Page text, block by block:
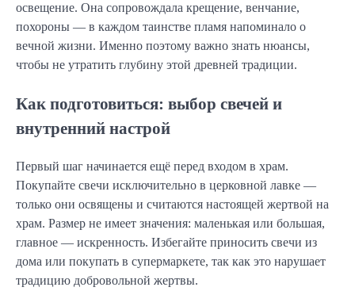
освещение. Она сопровождала крещение, венчание,
похороны — в каждом таинстве пламя напоминало о
вечной жизни. Именно поэтому важно знать нюансы,
чтобы не утратить глубину этой древней традиции.
Как подготовиться: выбор свечей и
внутренний настрой
Первый шаг начинается ещё перед входом в храм.
Покупайте свечи исключительно в церковной лавке —
только они освящены и считаются настоящей жертвой на
храм. Размер не имеет значения: маленькая или большая,
главное — искренность. Избегайте приносить свечи из
дома или покупать в супермаркете, так как это нарушает
традицию добровольной жертвы.